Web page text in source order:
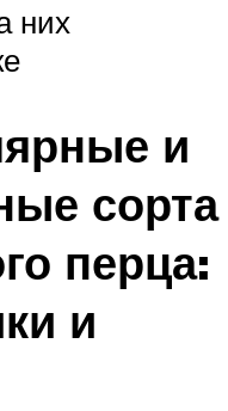
них
и
сорта
перца:
и